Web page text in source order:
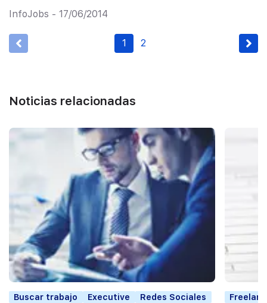
InfoJobs - 17/06/2014
1 2
Noticias relacionadas
Buscar trabajo Executive
Redes Sociales